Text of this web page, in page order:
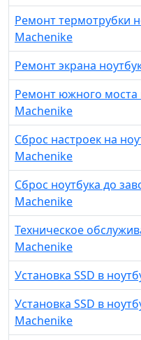
Ремонт термотрубки
Machenike
Ремонт экрана
Ремонт южного моста
Machenike
Сброс настроек на
Machenike
Сброс ноутбука до
Machenike
Техническое
Machenike
Установка SSD в
Установка SSD в
Machenike